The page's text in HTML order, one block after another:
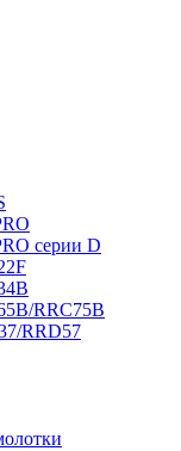
серии D
RRC75B
RRD57